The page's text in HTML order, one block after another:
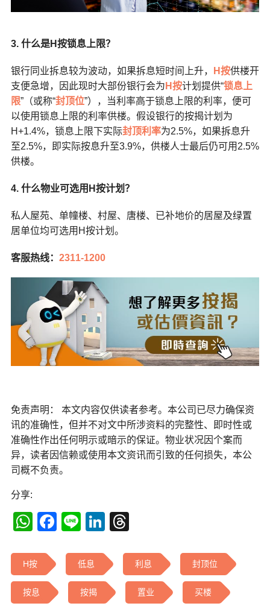
3. 什么是H按锁息上限？
银行同业拆息较为波动，如果拆息短时间上升， H按供楼开
支便急增，因此现时大部份银行会为 H按计划提供“锁息上
限”（或称“封顶位”），当利率高于锁息上限的利率，便可
以使用锁息上限的利率供楼。假设银行的按揭计划为
H+1.4%，锁息上限下实际封顶利率为2.5%，如果拆息升
至2.5%，即实际按息升至3.9%，供楼人士最后仍可用2.5%
供楼。
4. 什么物业可选用 H按计划？
私人屋苑、单幢楼、村屋、唐楼、已补地价的居屋及绿置
居单位均可选用H按计划。
客服热线： 2311-1200
免责声明： 本文内容仅供读者参考。本公司已尽力确保资
讯的准确性，但并不对文中所涉资料的完整性、即时性或
准确性作出任何明示或暗示的保证。物业状况因个案而
异，读者因信赖或使用本文资讯而引致的任何损失，本公
司概不负责。
分享:
WhatsApp
Facebook
LineLinkedIn
H按 低息 利息 封顶位
按息 按揭 置业 买楼